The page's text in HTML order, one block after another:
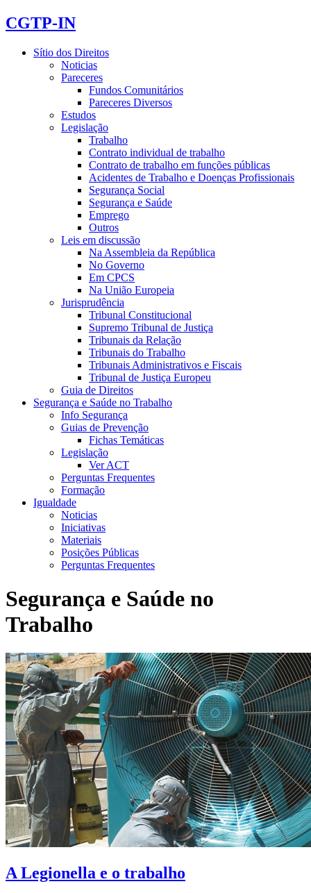
CGTP-IN
Sítio dos Direitos
Noticias
Pareceres
Fundos Comunitários
Pareceres Diversos
Estudos
Legislação
Trabalho
Contrato individual de trabalho
Contrato de trabalho em funções públicas
Acidentes de Trabalho e Doenças Profissionais
Segurança Social
Segurança e Saúde
Emprego
Outros
Leis em discussão
Na Assembleia da República
No Governo
Em CPCS
Na União Europeia
Jurisprudência
Tribunal Constitucional
Supremo Tribunal de Justiça
Tribunais da Relação
Tribunais do Trabalho
Tribunais Administrativos e Fiscais
Tribunal de Justiça Europeu
Guia de Direitos
Segurança e Saúde no Trabalho
Info Segurança
Guias de Prevenção
Fichas Temáticas
Legislação
Ver ACT
Perguntas Frequentes
Formação
Igualdade
Noticias
Iniciativas
Materiais
Posições Públicas
Perguntas Frequentes
Segurança e Saúde no
Trabalho
A Legionella e o trabalho